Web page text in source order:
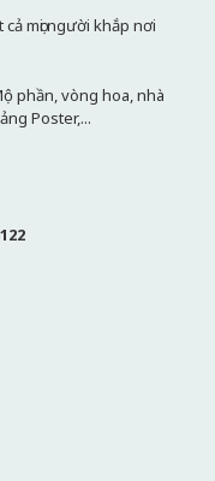
mọi người khắp nơi
phần, vòng hoa, nhà
Poster,...